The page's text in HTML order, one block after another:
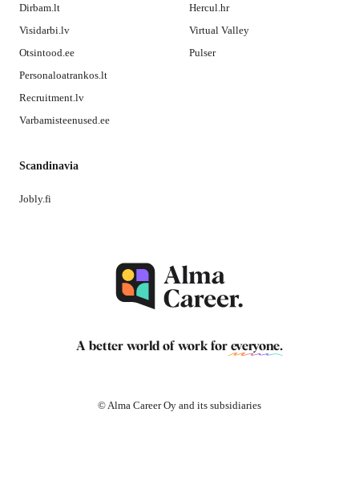
Dirbam.lt
Visidarbi.lv
Otsintood.ee
Personaloatrankos.lt
Recruitment.lv
Varbamisteenused.ee
Hercul.hr
Virtual Valley
Pulser
Scandinavia
Jobly.fi
A better world of work for everyone.
© Alma Career Oy and its subsidiaries